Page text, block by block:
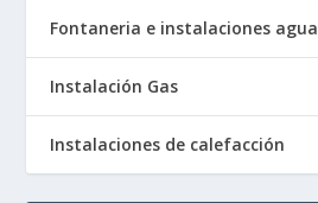
Fontaneria e instalaciones agua
Instalación Gas
Instalaciones de calefacción